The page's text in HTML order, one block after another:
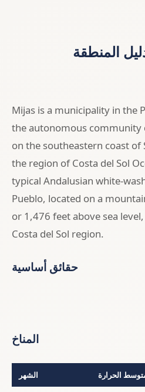
Mijas is a municipality in the
the autonomous community
on the southeastern coast of
the region of Costa del Sol
typical Andalusian white-
Pueblo, located on a
or 1,476 feet above sea
Costa del Sol region.
حقائق أساسية
المناخ
الشهر الحرارة